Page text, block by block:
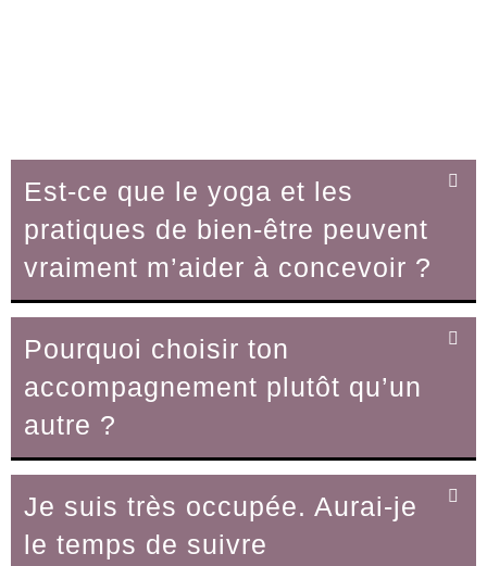
Est-ce que le yoga et les
pratiques de bien-être peuvent
vraiment m’aider à concevoir ?
Pourquoi choisir ton
accompagnement plutôt qu’un
autre ?
Je suis très occupée. Aurai-je
le temps de suivre